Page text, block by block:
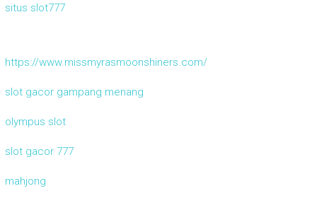
situs slot777
https://www.missmyrasmoonshiners.com/
slot gacor gampang menang
olympus slot
slot gacor 777
mahjong